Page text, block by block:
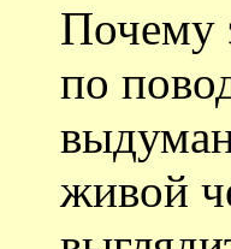
Почему
по
живой